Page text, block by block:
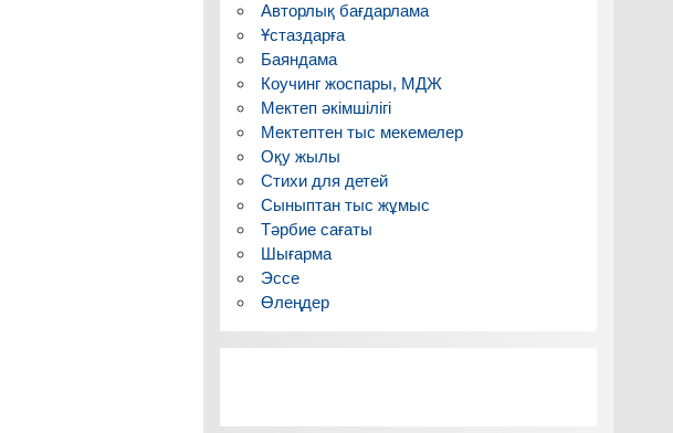
Авторлық бағдарлама
Ұстаздарға
Баяндама
Коучинг жоспары, МДЖ
Мектеп әкімшілігі
Мектептен тыс мекемелер
Оқу жылы
Стихи для детей
Сыныптан тыс жұмыс
Тәрбие сағаты
Шығарма
Эссе
Өлеңдер